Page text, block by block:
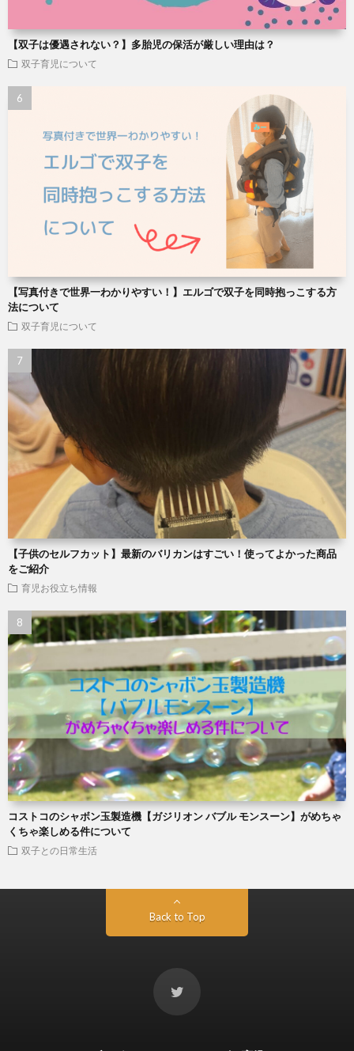
【双子は優遇されない？】多胎児の保活が厳しい理由は？
双子育児について
【写真付きで世界一わかりやすい！】エルゴで双子を同時抱っこする方
法について
双子育児について
【子供のセルフカット】最新のバリカンはすごい！使ってよかった商品
をご紹介
育児お役立ち情報
コストコのシャボン玉製造機【ガジリオン バブル モンスーン】がめちゃ
くちゃ楽しめる件について
双子との日常生活
Back to Top